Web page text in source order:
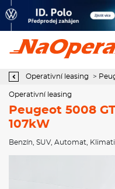
Operativní leasing Peugeot 5008 GT e-DCS6
Operativní leasing >
Operativní leasing
Peugeot 5008
107kW
Benzín SUV, Automat